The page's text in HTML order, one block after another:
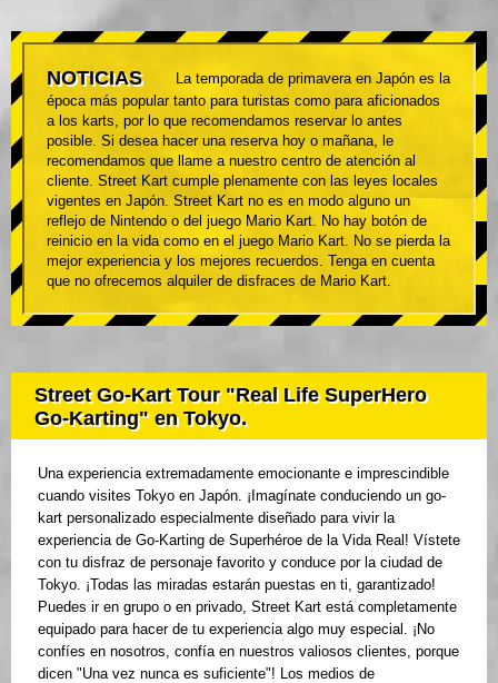
NOTICIAS
La temporada de primavera en Japón es la
época más popular tanto para turistas como para aficionados
a los karts, por lo que recomendamos reservar lo antes
posible. Si desea hacer una reserva hoy o mañana, le
recomendamos que llame a nuestro centro de atención al
cliente. Street Kart cumple plenamente con las leyes locales
vigentes en Japón. Street Kart no es en modo alguno un
reflejo de Nintendo o del juego Mario Kart. No hay botón de
reinicio en la vida como en el juego Mario Kart. No se pierda la
mejor experiencia y los mejores recuerdos. Tenga en cuenta
que no ofrecemos alquiler de disfraces de Mario Kart.
Street Go-Kart Tour "Real Life SuperHero
Go-Karting" en Tokyo.
Una experiencia extremadamente emocionante e imprescindible
cuando visites Tokyo en Japón. ¡Imagínate conduciendo un go-
kart personalizado especialmente diseñado para vivir la
experiencia de Go-Karting de Superhéroe de la Vida Real! Vístete
con tu disfraz de personaje favorito y conduce por la ciudad de
Tokyo. ¡Todas las miradas estarán puestas en ti, garantizado!
Puedes ir en grupo o en privado, Street Kart está completamente
equipado para hacer de tu experiencia algo muy especial. ¡No
confíes en nosotros, confía en nuestros valiosos clientes, porque
dicen "Una vez nunca es suficiente"! Los medios de